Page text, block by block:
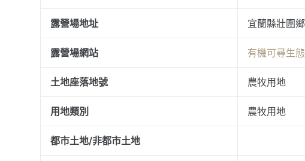
露營場地址 宜蘭縣壯圍
露營場網站 有機可尋生
土地座落地號 農牧用地
用地類別 農牧用地
都市土地/非都市土地